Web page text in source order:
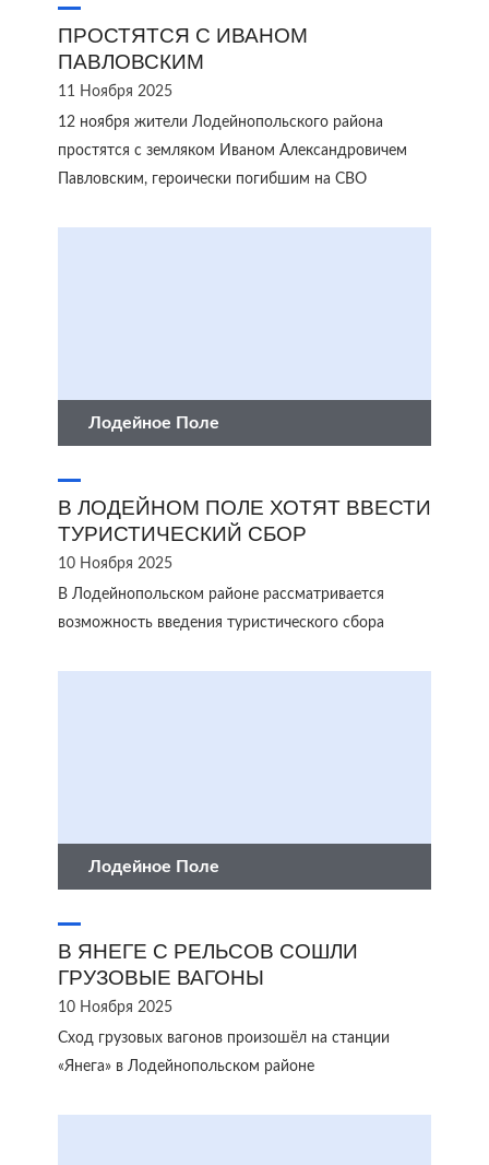
ПРОСТЯТСЯ С ИВАНОМ
ПАВЛОВСКИМ
11 Ноября 2025
12 ноября жители Лодейнопольского района
простятся с земляком Иваном Александровичем
Павловским, героически погибшим на СВО
Лодейное Поле
В ЛОДЕЙНОМ ПОЛЕ ХОТЯТ ВВЕСТИ
ТУРИСТИЧЕСКИЙ СБОР
10 Ноября 2025
В Лодейнопольском районе рассматривается
возможность введения туристического сбора
Лодейное Поле
В ЯНЕГЕ С РЕЛЬСОВ СОШЛИ
ГРУЗОВЫЕ ВАГОНЫ
10 Ноября 2025
Сход грузовых вагонов произошёл на станции
«Янега» в Лодейнопольском районе